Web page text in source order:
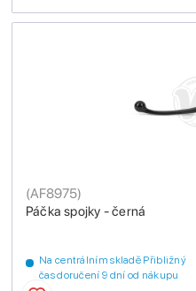
Páčka spojky - černá
(AF8975)
Na centrálním skladě Přibližný
čas doručení 9 dní od nákupu